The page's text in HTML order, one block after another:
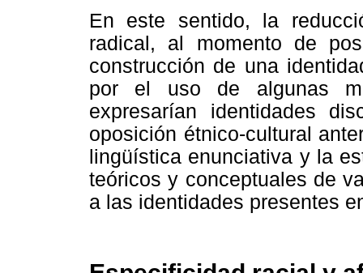
En este sentido, la
radical, al momento de
construcción de una
por el uso de algunas
expresarían identidades
oposición étnico-cultural
lingüística enunciativa y la
teóricos y conceptuales de
a las identidades presentes